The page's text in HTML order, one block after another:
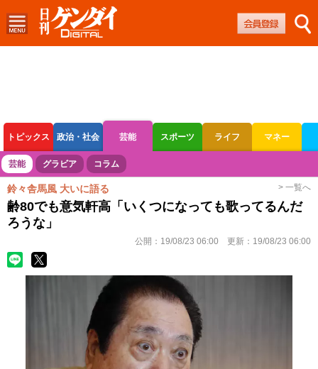
トピックス 政治・社会 芸能 スポーツ ライフ マネー
ボートレース 競輪 オートレース
芸能 グラビア コラム
鈴々舎馬風 大いに語る > 一覧へ
齢80でも意気軒高「いくつになっても歌ってるんだ
ろうな」
公開： 19/08/23 06:00 更新： 19/08/23 06:00